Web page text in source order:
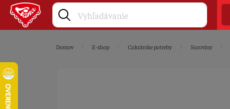
Domov E-shop Cukrárske potreby Suroviny